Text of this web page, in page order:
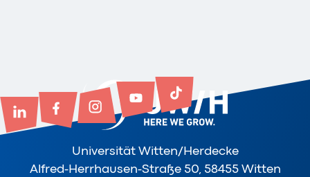
Universität Witten/Herdecke
Alfred-Herrhausen-Straße 50, 58455 Witten